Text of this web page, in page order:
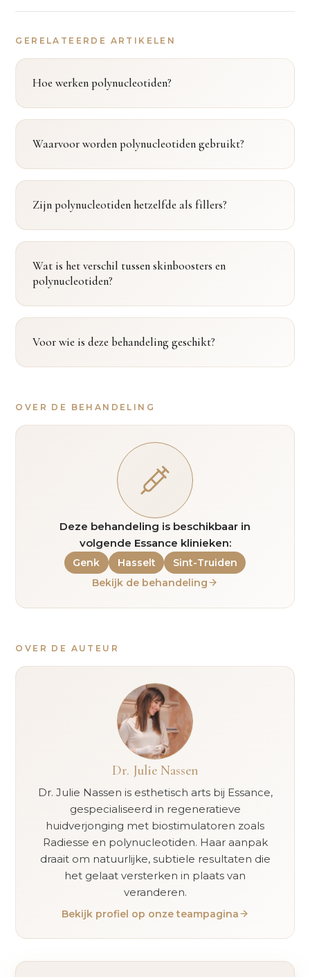
GERELATEERDE ARTIKELEN
Hoe werken polynucleotiden?
Waarvoor worden polynucleotiden gebruikt?
Zijn polynucleotiden hetzelfde als fillers?
Wat is het verschil tussen skinboosters en
polynucleotiden?
Voor wie is deze behandeling geschikt?
OVER DE BEHANDELING
Deze behandeling is beschikbaar in
volgende Essance klinieken:
Genk Hasselt
Sint-Truiden
Bekijk de behandeling
OVER DE AUTEUR
Dr. Julie Nassen
Dr. Julie Nassen is esthetisch arts bij Essance,
gespecialiseerd in regeneratieve
huidverjonging met biostimulatoren zoals
Radiesse en polynucleotiden. Haar aanpak
draait om natuurlijke, subtiele resultaten die
het gelaat versterken in plaats van
veranderen.
Bekijk profiel op onze teampagina